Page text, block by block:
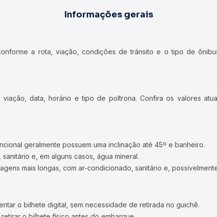
Informações gerais
a rota, viação, condições de trânsito e o tipo de
data, horário e tipo de poltrona. Confira os valores
geralmente possuem uma inclinação até 45º e banheiro.
e, em alguns casos, água mineral.
mais longas, com ar-condicionado, sanitário e,
o bilhete digital, sem necessidade de retirada no guichê.